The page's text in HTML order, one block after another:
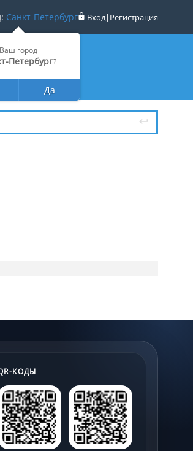
Санкт-Петербург
Ваш город
Петербург?
Да
Вход| Регистрация
КОДЫ